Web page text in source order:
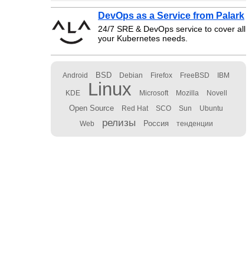
DevOps as a Service from Palark
24/7 SRE & DevOps service to cover all
your Kubernetes needs.
Android BSD Debian Firefox FreeBSD IBM
KDE Linux Microsoft Mozilla Novell
Open Source Red Hat SCO Sun Ubuntu
Web релизы Россия тенденции